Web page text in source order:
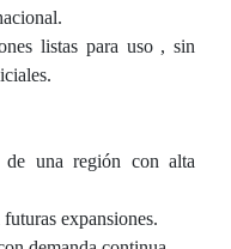
listas para uso , sin
una región con alta
expansiones.